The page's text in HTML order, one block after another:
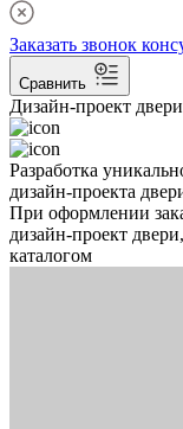
Заказать звонок
Сравнить
Дизайн-проект двери
Разработка
дизайн-проекта
При оформлении
дизайн-проект
каталогом